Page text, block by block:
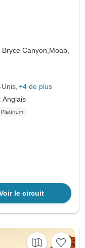
Canyon, Moab,
+4 de plus
Anglais
le circuit